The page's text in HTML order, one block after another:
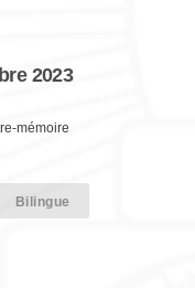
2023
mémoire
Bilingue